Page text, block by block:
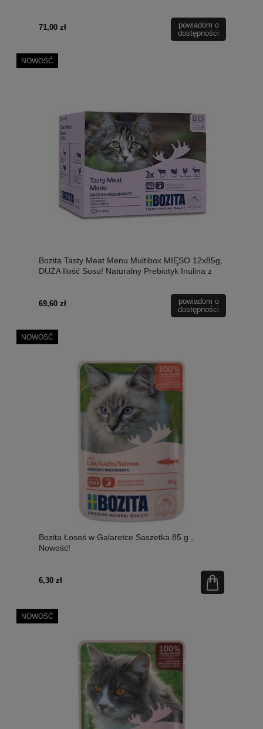
71,00 zł
powiadom o
dostępności
Bozita Tasty Meat Menu Multibox MIĘSO 12x85g,
DUŻA Ilość Sosu! Naturalny Prebiotyk Inulina z
69,60 zł
powiadom o
dostępności
NOWOŚĆ
Bozita Łosoś w Galaretce Saszetka 85 g ,
Nowość!
6,30 zł
NOWOŚĆ
NOWOŚĆ